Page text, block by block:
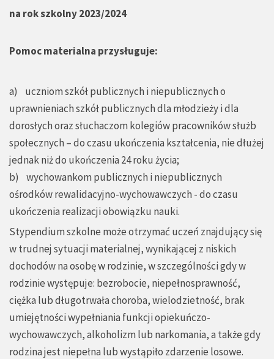
na rok szkolny 2023/2024
Pomoc materialna przysługuje:
a) uczniom szkół publicznych i niepublicznych o
uprawnieniach szkół publicznych dla młodzieży i dla
dorosłych oraz słuchaczom kolegiów pracowników służb
społecznych – do czasu ukończenia kształcenia, nie dłużej
jednak niż do ukończenia 24 roku życia;
b) wychowankom publicznych i niepublicznych
ośrodków rewalidacyjno-wychowawczych - do czasu
ukończenia realizacji obowiązku nauki.
Stypendium szkolne może otrzymać uczeń znajdujący się
w trudnej sytuacji materialnej, wynikającej z niskich
dochodów na osobę w rodzinie, w szczególności gdy w
rodzinie występuje: bezrobocie, niepełnosprawność,
ciężka lub długotrwała choroba, wielodzietność, brak
umiejętności wypełniania funkcji opiekuńczo-
wychowawczych, alkoholizm lub narkomania, a także gdy
rodzina jest niepełna lub wystąpiło zdarzenie losowe.